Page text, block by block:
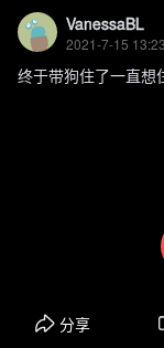
VanessaBL
2021-7-15 13:23
终于带狗住了一直想
分享